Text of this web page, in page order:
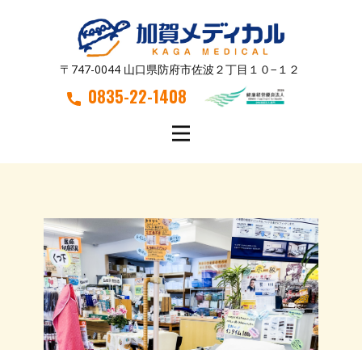
〒747-0044 山口県防府市佐波２丁目１０−１２
0835-22-1408